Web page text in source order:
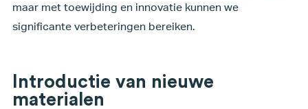
maar met toewijding en innovatie kunnen we
significante verbeteringen bereiken.
Introductie van nieuwe
materialen